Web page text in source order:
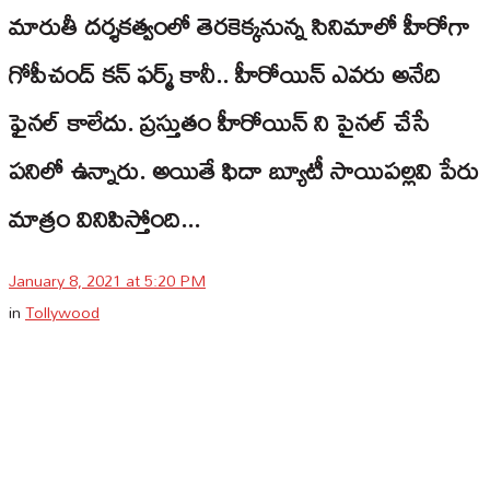
మారుతీ దర్శకత్వంలో తెరకెక్కనున్న సినిమాలో హీరోగా
గోపీచంద్ క‌న్ ఫ‌ర్మ్ కానీ.. హీరోయిన్ ఎవ‌రు అనేది
ఫైన‌ల్ కాలేదు. ప్ర‌స్తుతం హీరోయిన్ ని పైన‌ల్ చేసే
ప‌నిలో ఉన్నారు. అయితే ఫిదా బ్యూటీ సాయిప‌ల్ల‌వి పేరు
మాత్రం వినిపిస్తోంది...
January 8, 2021 at 5:20 PM
inTollywood